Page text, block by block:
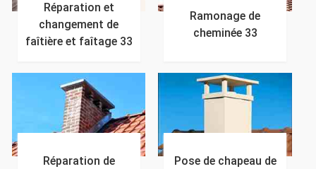
Réparation et
changement de
faîtière et faîtage 33
Ramonage de
cheminée 33
Réparation de
Pose de chapeau de